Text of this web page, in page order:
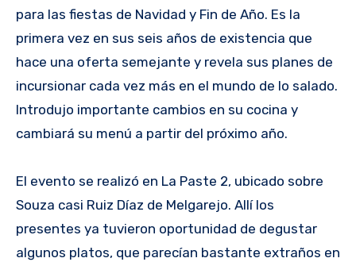
para las fiestas de Navidad y Fin de Año. Es la
primera vez en sus seis años de existencia que
hace una oferta semejante y revela sus planes de
incursionar cada vez más en el mundo de lo salado.
Introdujo importante cambios en su cocina y
cambiará su menú a partir del próximo año.
El evento se realizó en La Paste 2, ubicado sobre
Souza casi Ruiz Díaz de Melgarejo. Allí los
presentes ya tuvieron oportunidad de degustar
algunos platos, que parecían bastante extraños en